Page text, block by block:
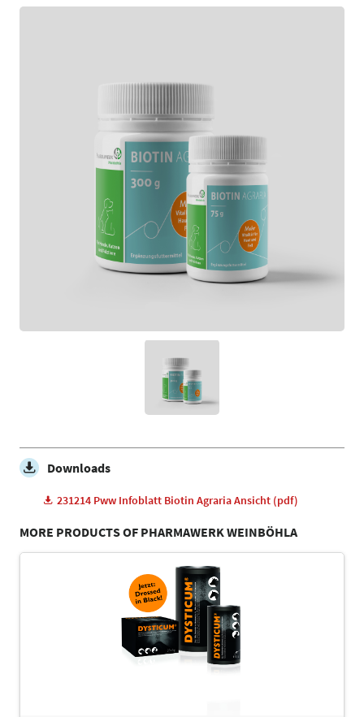
Downloads
231214 Pww Infoblatt Biotin Agraria Ansicht (pdf)
MORE PRODUCTS OF PHARMAWERK WEINBÖHLA